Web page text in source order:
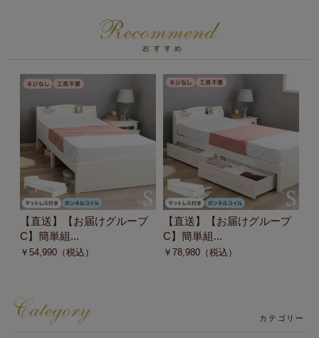
【直送】【お届けグループ
C】簡単組...
￥54,990 （税込）
【直送】【お届けグループ
C】簡単組...
￥78,980 （税込）
カテゴリー